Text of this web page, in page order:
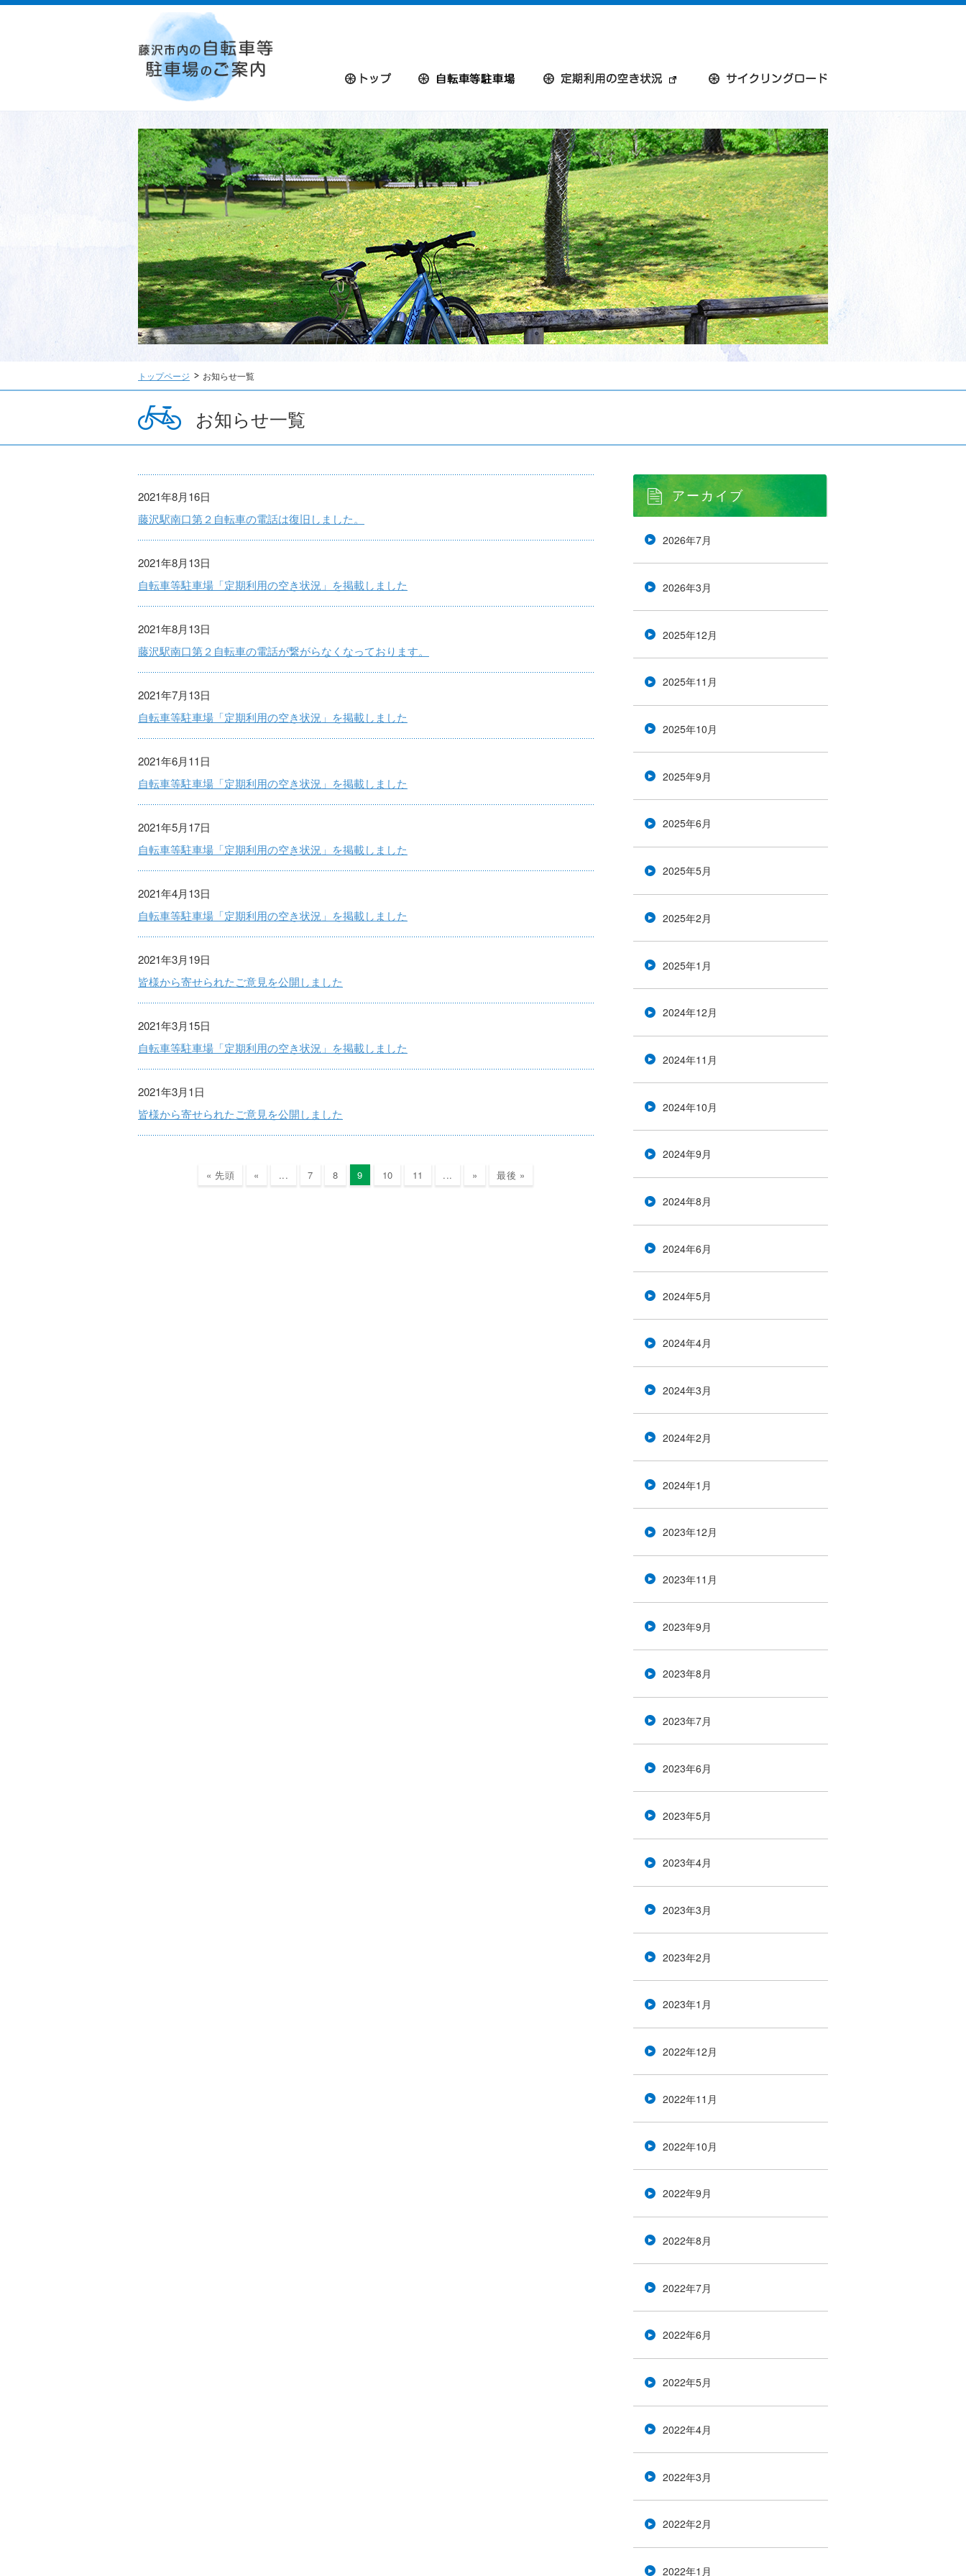
トップページ お知らせ一覧
お知らせ一覧
2021年8月16日
藤沢駅南口第２自転車の電話は復旧しました。
2021年8月13日
自転車等駐車場「定期利用の空き状況」を掲載しました
2021年8月13日
藤沢駅南口第２自転車の電話が繋がらなくなっております。
2021年7月13日
自転車等駐車場「定期利用の空き状況」を掲載しました
2021年6月11日
自転車等駐車場「定期利用の空き状況」を掲載しました
2021年5月17日
自転車等駐車場「定期利用の空き状況」を掲載しました
2021年4月13日
自転車等駐車場「定期利用の空き状況」を掲載しました
2021年3月19日
皆様から寄せられたご意見を公開しました
2021年3月15日
自転車等駐車場「定期利用の空き状況」を掲載しました
2021年3月1日
皆様から寄せられたご意見を公開しました
« 先頭 « ... 7 8 9 10 11 ... » 最後 »
アーカイブ
2026年7月
2026年3月
2025年12月
2025年11月
2025年10月
2025年9月
2025年6月
2025年5月
2025年2月
2025年1月
2024年12月
2024年11月
2024年10月
2024年9月
2024年8月
2024年6月
2024年5月
2024年4月
2024年3月
2024年2月
2024年1月
2023年12月
2023年11月
2023年9月
2023年8月
2023年7月
2023年6月
2023年5月
2023年4月
2023年3月
2023年2月
2023年1月
2022年12月
2022年11月
2022年10月
2022年9月
2022年8月
2022年7月
2022年6月
2022年5月
2022年4月
2022年3月
2022年2月
2022年1月